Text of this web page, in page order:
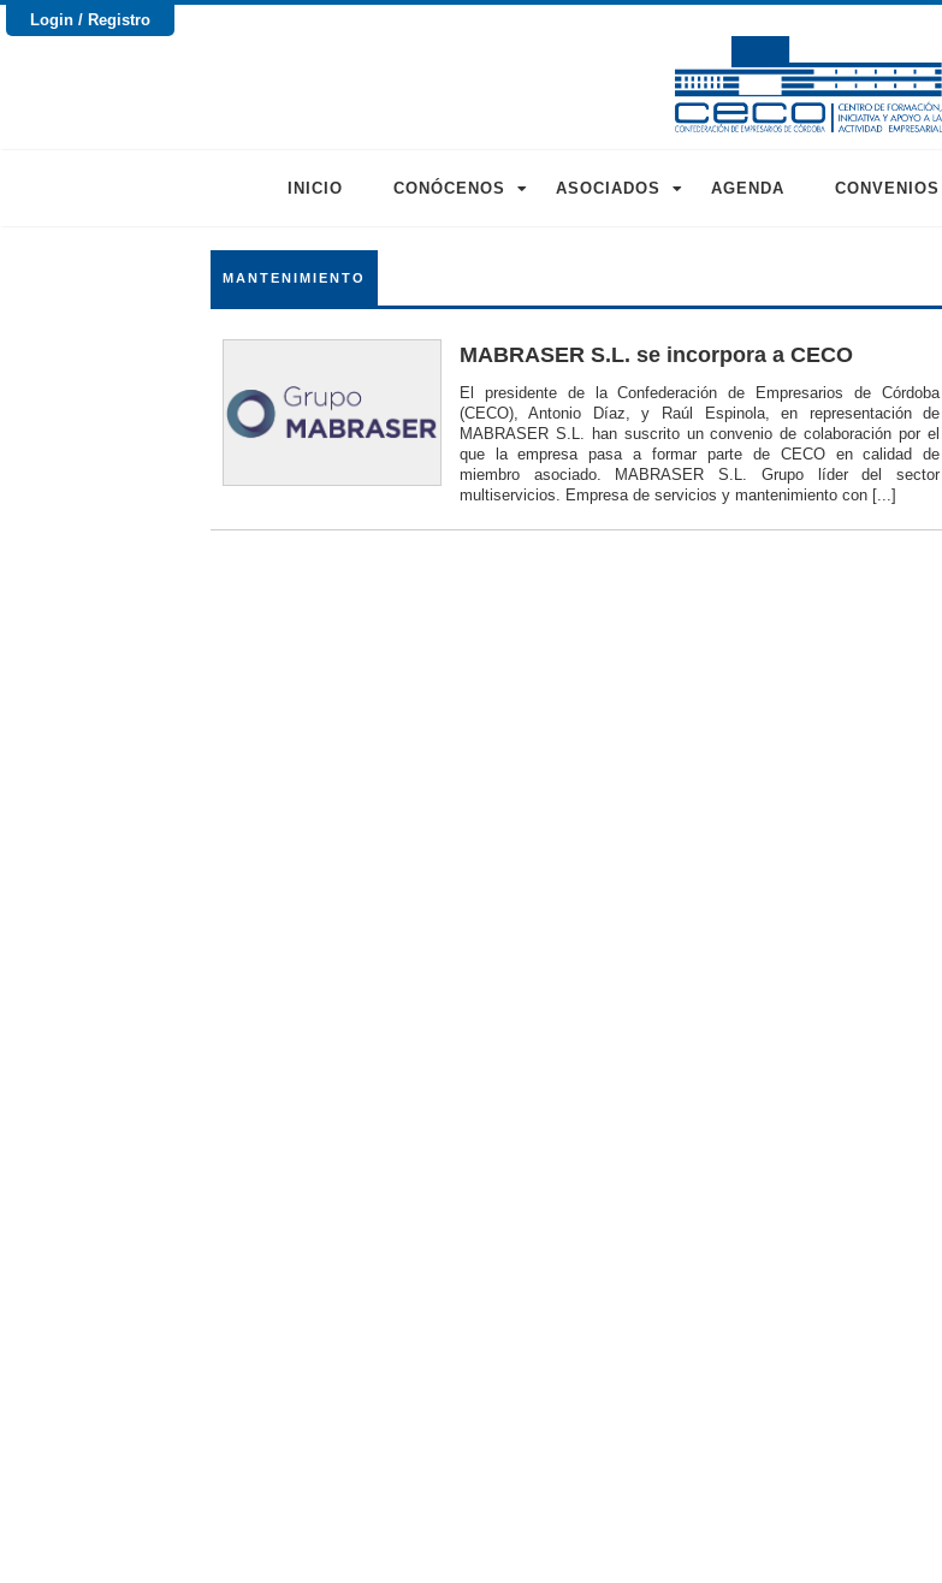
Login / Registro
INICIO CONÓCENOS ASOCIADOS AGENDA CONVENIOS
MANTENIMIENTO
MABRASER S.L. se incorpora a CECO
El presidente de la Confederación de Empresarios de Córdoba
(CECO), Antonio Díaz, y Raúl Espinola, en representación de
MABRASER S.L. han suscrito un convenio de colaboración por el
que la empresa pasa a formar parte de CECO en calidad de
miembro asociado. MABRASER S.L. Grupo líder del sector
multiservicios. Empresa de servicios y mantenimiento con [...]